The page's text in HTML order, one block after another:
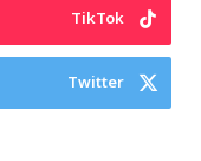
TikTok
Twitter